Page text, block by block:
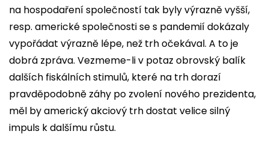
na hospodaření společností tak byly výrazně vyšší,
resp. americké společnosti se s pandemií dokázaly
vypořádat výrazně lépe, než trh očekával. A to je
dobrá zpráva. Vezmeme-li v potaz obrovský balík
dalších fiskálních stimulů, které na trh dorazí
pravděpodobně záhy po zvolení nového prezidenta,
měl by americký akciový trh dostat velice silný
impuls k dalšímu růstu.